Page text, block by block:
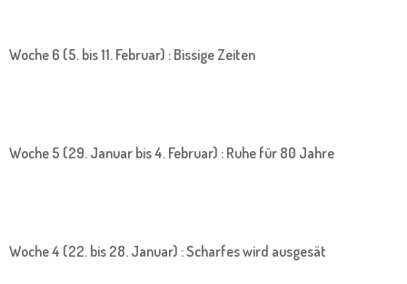
Woche 6 (5. bis 11. Februar) : Bissige Zeiten
Woche 5 (29. Januar bis 4. Februar) : Ruhe für 80 Jahre
Woche 4 (22. bis 28. Januar) : Scharfes wird ausgesät